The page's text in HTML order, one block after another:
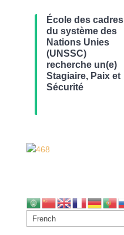
École des cadres
du système des
Nations Unies
(UNSSC)
recherche un(e)
Stagiaire, Paix et
Sécurité